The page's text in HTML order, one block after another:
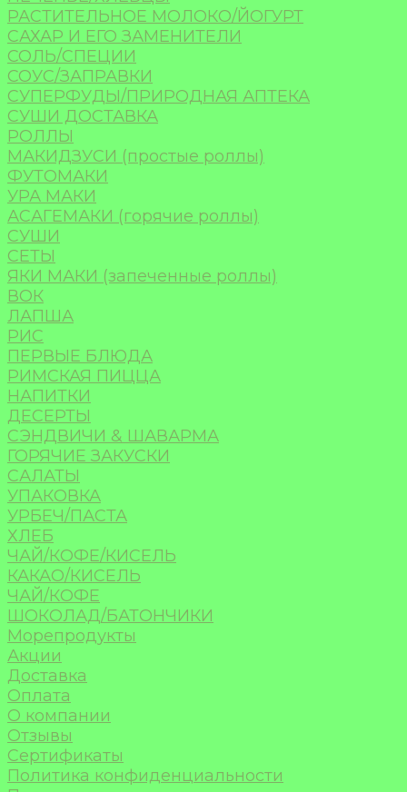
РАСТИТЕЛЬНОЕ МОЛОКО/ЙОГУРТ
САХАР И ЕГО ЗАМЕНИТЕЛИ
СОЛЬ/СПЕЦИИ
СОУС/ЗАПРАВКИ
СУПЕРФУДЫ/ПРИРОДНАЯ АПТЕКА
СУШИ ДОСТАВКА
РОЛЛЫ
МАКИДЗУСИ (простые роллы)
ФУТОМАКИ
УРА МАКИ
АСАГЕМАКИ (горячие роллы)
СУШИ
СЕТЫ
ЯКИ МАКИ (запеченные роллы)
ВОК
ЛАПША
РИС
ПЕРВЫЕ БЛЮДА
РИМСКАЯ ПИЦЦА
НАПИТКИ
ДЕСЕРТЫ
СЭНДВИЧИ & ШАВАРМА
ГОРЯЧИЕ ЗАКУСКИ
САЛАТЫ
УПАКОВКА
УРБЕЧ/ПАСТА
ХЛЕБ
ЧАЙ/КОФЕ/КИСЕЛЬ
КАКАО/КИСЕЛЬ
ЧАЙ/КОФЕ
ШОКОЛАД/БАТОНЧИКИ
Морепродукты
Акции
Доставка
Оплата
О компании
Отзывы
Сертификаты
Политика конфиденциальности